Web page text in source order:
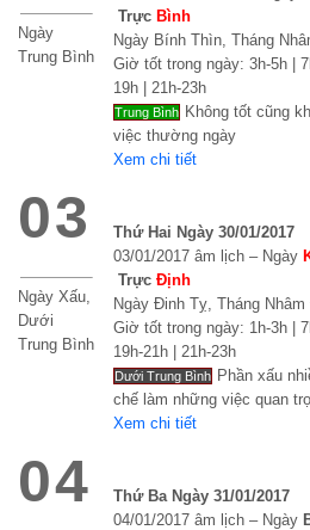
Ngày
Trung Bình
Trực Bình
Ngày Bính Thìn, Tháng
Giờ tốt trong ngày: 3h-5h |
19h | 21h-23h
Trung Bình Không tốt cũng
việc thường ngày
Xem chi tiết
03
Ngày Xấu,
Dưới
Trung Bình
Thứ Hai Ngày 30/01/2017
03/01/2017 âm lịch – Ngày
Trực Định
Ngày Đinh Tỵ, Tháng
Giờ tốt trong ngày: 1h-3h |
19h-21h | 21h-23h
Dưới Trung Bình Phần xấu
chế làm những việc quan
Xem chi tiết
04
Thứ Ba Ngày 31/01/2017
04/01/2017 âm lịch – Ngày